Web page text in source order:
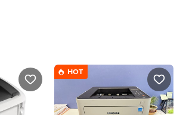
HOT